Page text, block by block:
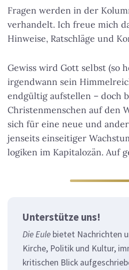
Fragen werden in der
verhandelt. Ich freue mich
Hinweise, Ratschläge und
Gewiss wird Gott selbst (so
irgendwann sein
endgültig aufstellen – doch
Christenmenschen auf den
sich für eine neue und
jenseits einseitiger
logiken im Kapitalozän. Auf
Unterstütze uns!
Die Eule bietet Nachrichten
Kirche, Politik und Kultur,
kritischen Blick